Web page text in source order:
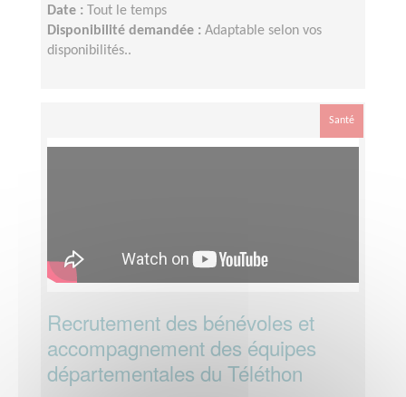
Date :
Tout le temps
Disponibilité demandée : Adaptable selon vos
disponibilités..
Santé
Recrutement des bénévoles et
accompagnement des équipes
départementales du Téléthon